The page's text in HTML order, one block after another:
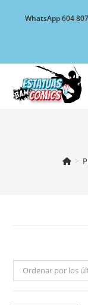
WhatsApp 604
>
Ordenar por los